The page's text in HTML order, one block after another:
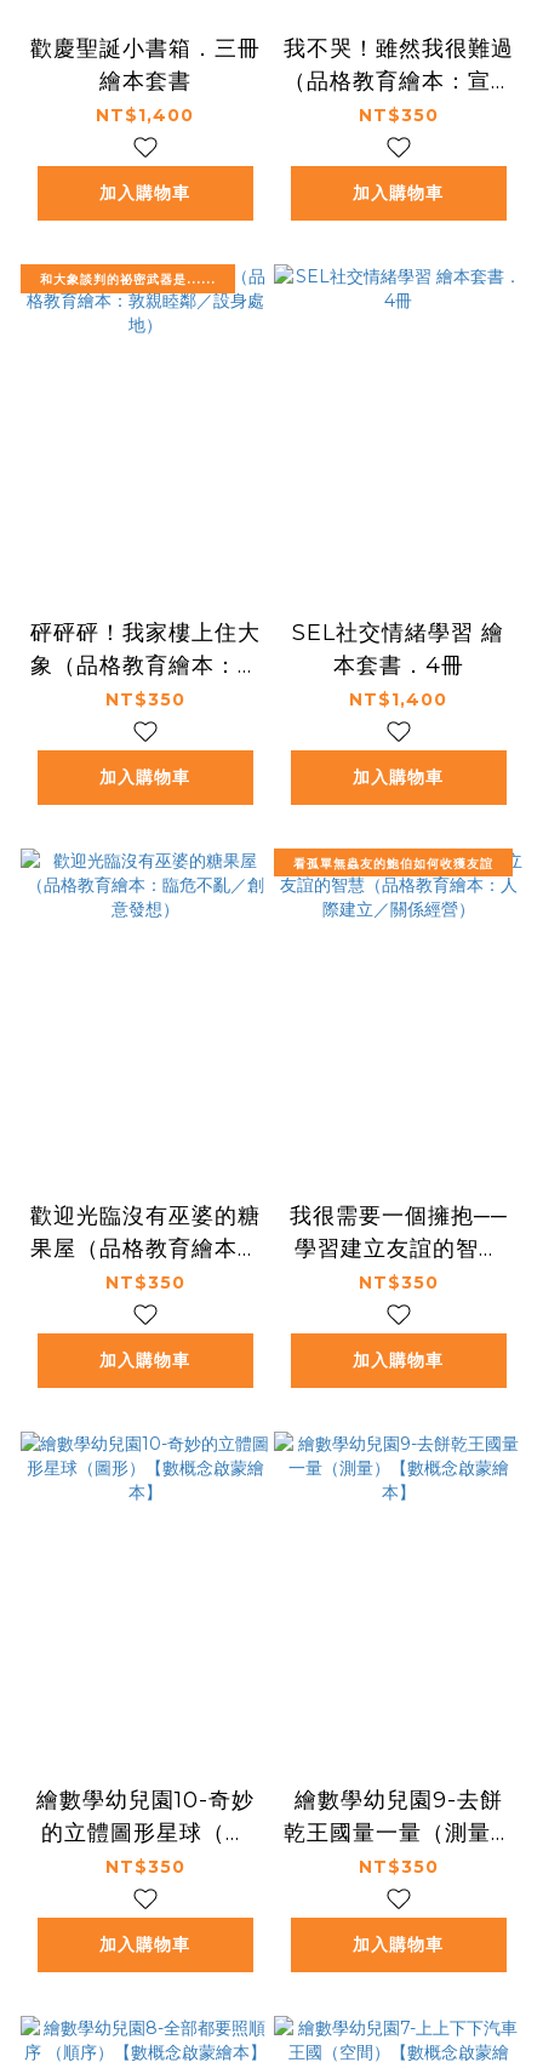
歡慶聖誕小書箱．三冊
繪本套書
NT$1,400
加入購物車
我不哭！雖然我很難過
（品格教育繪本：宣洩
情緒／挫折與成長）
NT$350
加入購物車
和大象談判的祕密武器是......
砰砰砰！我家樓上住大
象（品格教育繪本：敦
親睦鄰／設身處地）
NT$350
加入購物車
SEL社交情緒學習 繪
本套書．4冊
NT$1,400
加入購物車
歡迎光臨沒有巫婆的糖
果屋（品格教育繪本：
臨危不亂／創意發想）
NT$350
加入購物車
看孤單無蟲友的鮑伯如何收獲友誼
我很需要一個擁抱──
學習建立友誼的智慧
（品格教育繪本：人際
建立／關係經營）
NT$350
加入購物車
繪數學幼兒園10-奇妙
的立體圖形星球（圖
形）【數概念啟蒙繪
本】
NT$350
加入購物車
繪數學幼兒園9-去餅
乾王國量一量（測量）
【數概念啟蒙繪本】
NT$350
加入購物車